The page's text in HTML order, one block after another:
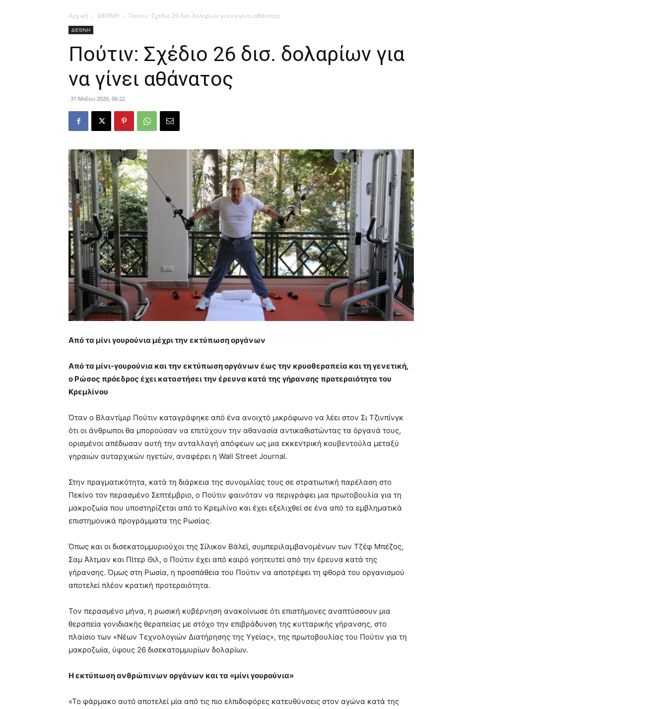
Αρχική ΔΙΕΘΝΗ Πούτιν: Σχέδιο 26 δισ. δολαρίων για να γίνει αθάνατος
ΔΙΕΘΝΗ
Πούτιν: Σχέδιο 26 δισ. δολαρίων για
να γίνει αθάνατος
31 Μαΐου 2026, 06:22
Από τα μίνι γουρούνια μέχρι την εκτύπωση οργάνων
Από τα μίνι-γουρούνια και την εκτύπωση οργάνων έως την κρυοθεραπεία και τη γενετική,
ο Ρώσος πρόεδρος έχει καταστήσει την έρευνα κατά της γήρανσης προτεραιότητα του
Κρεμλίνου
Όταν ο Βλαντίμιρ Πούτιν καταγράφηκε από ένα ανοιχτό μικρόφωνο να λέει στον Σι Τζινπίνγκ
ότι οι άνθρωποι θα μπορούσαν να επιτύχουν την αθανασία αντικαθιστώντας τα όργανά τους,
ορισμένοι απέδωσαν αυτή την ανταλλαγή απόψεων ως μια εκκεντρική κουβεντούλα μεταξύ
γηραιών αυταρχικών ηγετών, αναφέρει η Wall Street Journal.
Στην πραγματικότητα, κατά τη διάρκεια της συνομιλίας τους σε στρατιωτική παρέλαση στο
Πεκίνο τον περασμένο Σεπτέμβριο, ο Πούτιν φαινόταν να περιγράφει μια πρωτοβουλία για τη
μακροζωία που υποστηρίζεται από το Κρεμλίνο και έχει εξελιχθεί σε ένα από τα εμβληματικά
επιστημονικά προγράμματα της Ρωσίας.
Όπως και οι δισεκατομμυριούχοι της Σίλικον Βάλεϊ, συμπεριλαμβανομένων των Τζέφ Μπέζος,
Σαμ Άλτμαν και Πίτερ Θιλ, ο Πούτιν έχει από καιρό γοητευτεί από την έρευνα κατά της
γήρανσης. Όμως στη Ρωσία, η προσπάθεια του Πούτιν να αποτρέψει τη φθορά του οργανισμού
αποτελεί πλέον κρατική προτεραιότητα.
Τον περασμένο μήνα, η ρωσική κυβέρνηση ανακοίνωσε ότι επιστήμονες αναπτύσσουν μια
θεραπεία γονιδιακής θεραπείας με στόχο την επιβράδυνση της κυτταρικής γήρανσης, στο
πλαίσιο των «Νέων Τεχνολογιών Διατήρησης της Υγείας», της πρωτοβουλίας του Πούτιν για τη
μακροζωία, ύψους 26 δισεκατομμυρίων δολαρίων.
Η εκτύπωση ανθρώπινων οργάνων και τα «μίνι γουρούνια»
«Το φάρμακο αυτό αποτελεί μία από τις πιο ελπιδοφόρες κατευθύνσεις στον αγώνα κατά της